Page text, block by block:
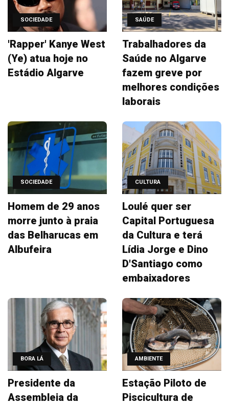
SOCIEDADE
'Rapper' Kanye West
(Ye) atua hoje no
Estádio Algarve
SAÚDE
Trabalhadores da
Saúde no Algarve
fazem greve por
melhores condições
laborais
SOCIEDADE
Homem de 29 anos
morre junto à praia
das Belharucas em
Albufeira
CULTURA
Loulé quer ser
Capital Portuguesa
da Cultura e terá
Lídia Jorge e Dino
D'Santiago como
embaixadores
BORA LÁ
Presidente da
Assembleia da
AMBIENTE
Estação Piloto de
Piscicultura de